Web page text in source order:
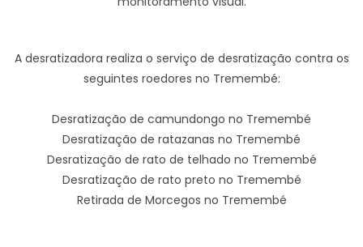
A desratizadora realiza o serviço de desratização contra os
seguintes roedores no Tremembé:
Desratização de camundongo no Tremembé
Desratização de ratazanas no Tremembé
Desratização de rato de telhado no Tremembé
Desratização de rato preto no Tremembé
Retirada de Morcegos no Tremembé